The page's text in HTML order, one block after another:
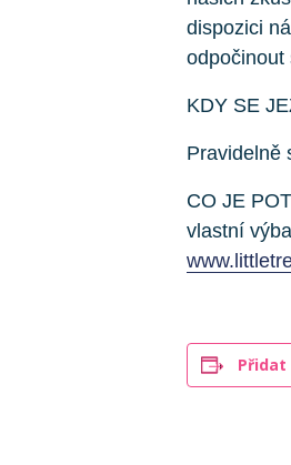
dispozici
odpočinout
KDY SE
Pravidelně
CO JE
vlastní
Přidat